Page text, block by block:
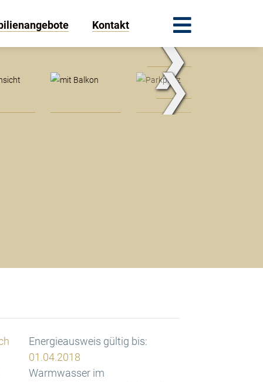
Kontakt
Außenansicht ❯
❯
Energieausweis gültig bis:
01.04.2018
Warmwasser im